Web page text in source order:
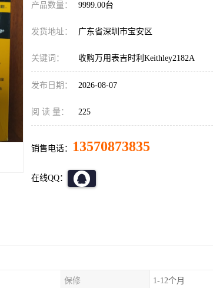
产品数量： 9999.00台
发货地址： 广东省深圳市宝安区
关键词： 收购万用表吉时利Keithley2182A
发布日期： 2026-08-07
阅 读 量： 225
销售电话： 13570873835
在线QQ：
保修 1-12个月